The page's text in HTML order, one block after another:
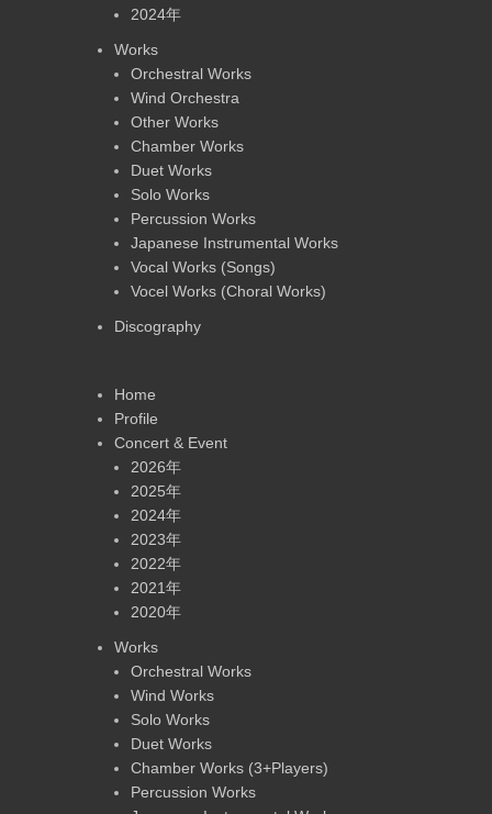
2024年
Works
Orchestral Works
Wind Orchestra
Other Works
Chamber Works
Duet Works
Solo Works
Percussion Works
Japanese Instrumental Works
Vocal Works (Songs)
Vocel Works (Choral Works)
Discography
Home
Profile
Concert & Event
2026年
2025年
2024年
2023年
2022年
2021年
2020年
Works
Orchestral Works
Wind Works
Solo Works
Duet Works
Chamber Works (3+Players)
Percussion Works